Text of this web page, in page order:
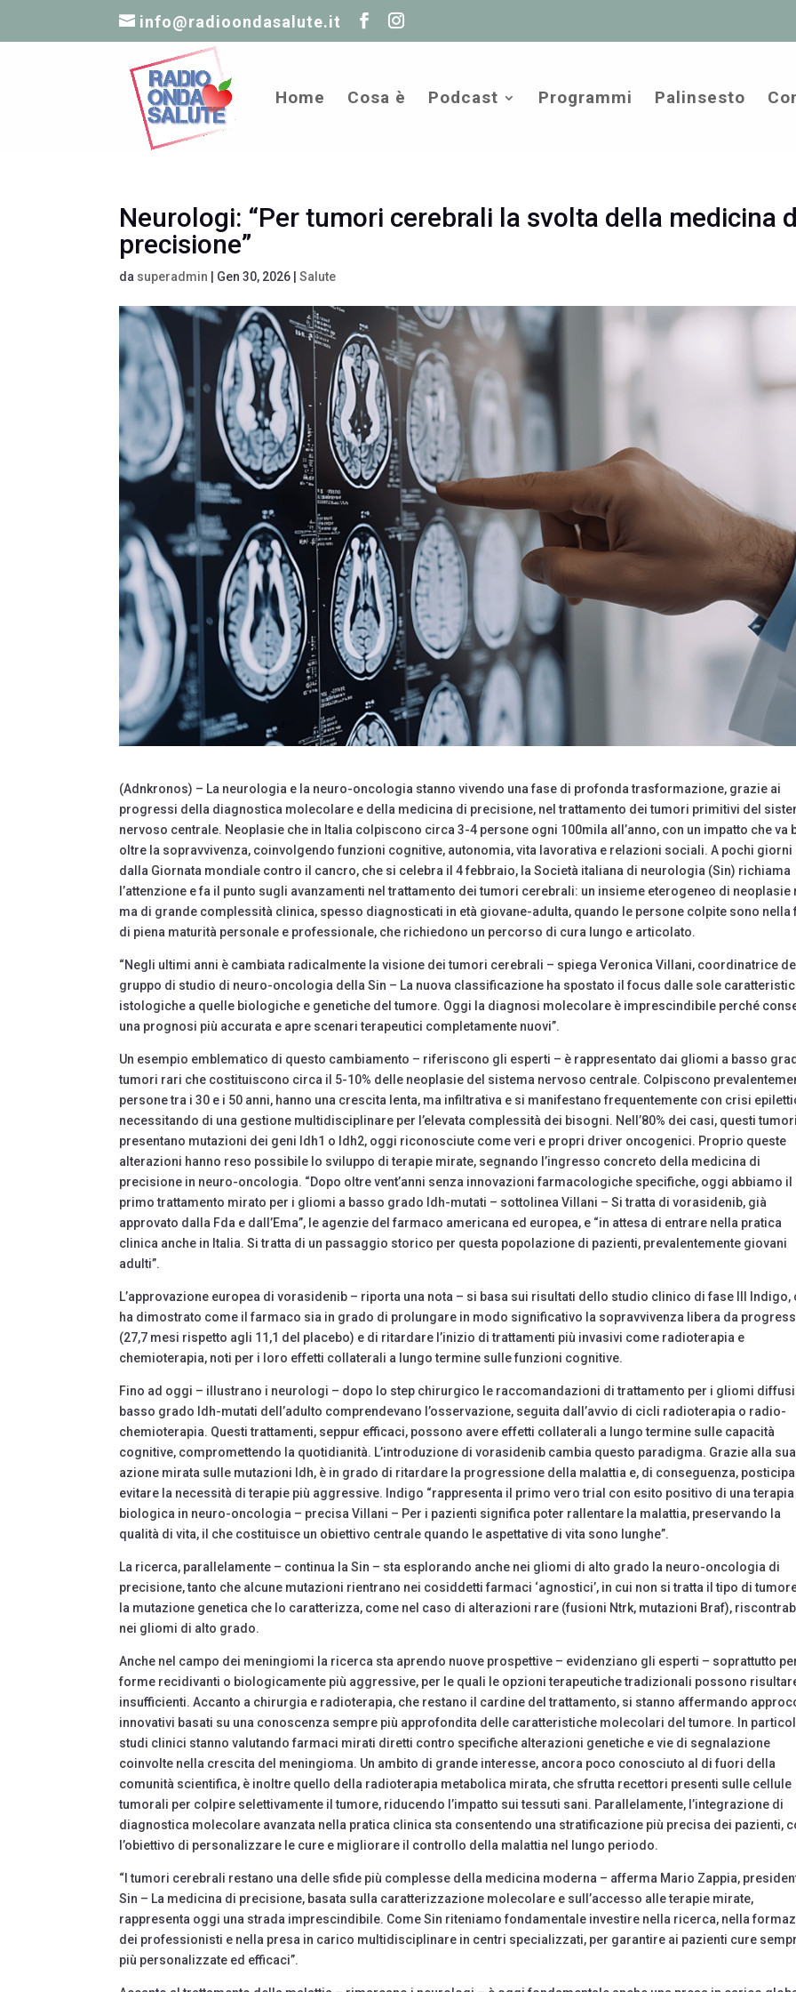
info@radioondasalute.it
Home Cosa è Podcast Programmi Palinsesto
Neurologi: “Per tumori cerebrali la svolta della medicina
precisione”
da superadmin Gen 30, 2026 |Salute
(Adnkronos) – La neurologia e la neuro-oncologia stanno vivendo una fase di profonda trasformazione, grazie ai
progressi della diagnostica molecolare e della medicina di precisione, nel trattamento dei tumori primitivi del
nervoso centrale. Neoplasie che in Italia colpiscono circa 3-4 persone ogni 100mila all’anno, con un impatto che va
oltre la sopravvivenza, coinvolgendo funzioni cognitive, autonomia, vita lavorativa e relazioni sociali. A pochi giorni
dalla Giornata mondiale contro il cancro, che si celebra il 4 febbraio, la Società italiana di neurologia (Sin) richiama
l’attenzione e fa il punto sugli avanzamenti nel trattamento dei tumori cerebrali: un insieme eterogeneo di neoplasie
ma di grande complessità clinica, spesso diagnosticati in età giovane-adulta, quando le persone colpite sono nella
di piena maturità personale e professionale, che richiedono un percorso di cura lungo e articolato.
“Negli ultimi anni è cambiata radicalmente la visione dei tumori cerebrali – spiega Veronica Villani, coordinatrice del
gruppo di studio di neuro-oncologia della Sin – La nuova classificazione ha spostato il focus dalle sole
istologiche a quelle biologiche e genetiche del tumore. Oggi la diagnosi molecolare è imprescindibile perché
una prognosi più accurata e apre scenari terapeutici completamente nuovi”.
Un esempio emblematico di questo cambiamento – riferiscono gli esperti – è rappresentato dai gliomi a basso
tumori rari che costituiscono circa il 5-10% delle neoplasie del sistema nervoso centrale. Colpiscono
persone tra i 30 e i 50 anni, hanno una crescita lenta, ma infiltrativa e si manifestano frequentemente con crisi
necessitando di una gestione multidisciplinare per l’elevata complessità dei bisogni. Nell’80% dei casi, questi tumori
presentano mutazioni dei geni Idh1 o Idh2, oggi riconosciute come veri e propri driver oncogenici. Proprio queste
alterazioni hanno reso possibile lo sviluppo di terapie mirate, segnando l’ingresso concreto della medicina di
precisione in neuro-oncologia. “Dopo oltre vent’anni senza innovazioni farmacologiche specifiche, oggi abbiamo il
primo trattamento mirato per i gliomi a basso grado Idh-mutati – sottolinea Villani – Si tratta di vorasidenib, già
approvato dalla Fda e dall’Ema”, le agenzie del farmaco americana ed europea, e “in attesa di entrare nella pratica
clinica anche in Italia. Si tratta di un passaggio storico per questa popolazione di pazienti, prevalentemente giovani
adulti”.
L’approvazione europea di vorasidenib – riporta una nota – si basa sui risultati dello studio clinico di fase III Indigo,
ha dimostrato come il farmaco sia in grado di prolungare in modo significativo la sopravvivenza libera da
(27,7 mesi rispetto agli 11,1 del placebo) e di ritardare l’inizio di trattamenti più invasivi come radioterapia e
chemioterapia, noti per i loro effetti collaterali a lungo termine sulle funzioni cognitive.
Fino ad oggi – illustrano i neurologi – dopo lo step chirurgico le raccomandazioni di trattamento per i gliomi
basso grado Idh-mutati dell’adulto comprendevano l’osservazione, seguita dall’avvio di cicli radioterapia o radio-
chemioterapia. Questi trattamenti, seppur efficaci, possono avere effetti collaterali a lungo termine sulle capacità
cognitive, compromettendo la quotidianità. L’introduzione di vorasidenib cambia questo paradigma. Grazie alla sua
azione mirata sulle mutazioni Idh, è in grado di ritardare la progressione della malattia e, di conseguenza,
evitare la necessità di terapie più aggressive. Indigo “rappresenta il primo vero trial con esito positivo di una terapia
biologica in neuro-oncologia – precisa Villani – Per i pazienti significa poter rallentare la malattia, preservando la
qualità di vita, il che costituisce un obiettivo centrale quando le aspettative di vita sono lunghe”.
La ricerca, parallelamente – continua la Sin – sta esplorando anche nei gliomi di alto grado la neuro-oncologia di
precisione, tanto che alcune mutazioni rientrano nei cosiddetti farmaci ‘agnostici’, in cui non si tratta il tipo di
la mutazione genetica che lo caratterizza, come nel caso di alterazioni rare (fusioni Ntrk, mutazioni Braf),
nei gliomi di alto grado.
Anche nel campo dei meningiomi la ricerca sta aprendo nuove prospettive – evidenziano gli esperti – soprattutto
forme recidivanti o biologicamente più aggressive, per le quali le opzioni terapeutiche tradizionali possono
insufficienti. Accanto a chirurgia e radioterapia, che restano il cardine del trattamento, si stanno affermando
innovativi basati su una conoscenza sempre più approfondita delle caratteristiche molecolari del tumore. In
studi clinici stanno valutando farmaci mirati diretti contro specifiche alterazioni genetiche e vie di segnalazione
coinvolte nella crescita del meningioma. Un ambito di grande interesse, ancora poco conosciuto al di fuori della
comunità scientifica, è inoltre quello della radioterapia metabolica mirata, che sfrutta recettori presenti sulle cellule
tumorali per colpire selettivamente il tumore, riducendo l’impatto sui tessuti sani. Parallelamente, l’integrazione di
diagnostica molecolare avanzata nella pratica clinica sta consentendo una stratificazione più precisa dei pazienti,
l’obiettivo di personalizzare le cure e migliorare il controllo della malattia nel lungo periodo.
“I tumori cerebrali restano una delle sfide più complesse della medicina moderna – afferma Mario Zappia,
Sin – La medicina di precisione, basata sulla caratterizzazione molecolare e sull’accesso alle terapie mirate,
rappresenta oggi una strada imprescindibile. Come Sin riteniamo fondamentale investire nella ricerca, nella
dei professionisti e nella presa in carico multidisciplinare in centri specializzati, per garantire ai pazienti cure
più personalizzate ed efficaci”.